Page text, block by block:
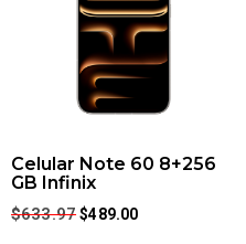
Celular Note 60 8+256
GB Infinix
$633.97 $489.00